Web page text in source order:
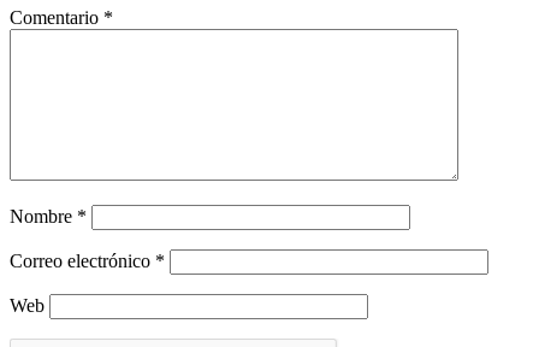
Comentario *
Nombre *
Correo electrónico *
Web